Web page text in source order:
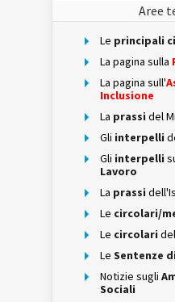
Aree
Le principali
La pagina sulla
La pagina sull'
Inclusione
La prassi del
Gli interpelli
Gli interpelli
Lavoro
La prassi
Le circolari/
Le circolari
Le Sentenze
Notizie sugli
Sociali